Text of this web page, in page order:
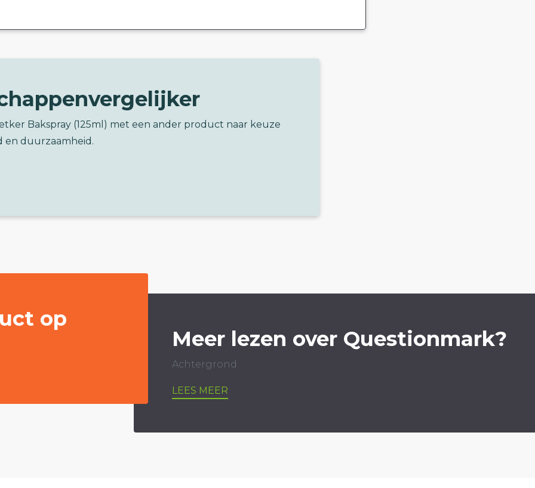
Bakspray (125ml) met een ander product naar keuze
en duurzaamheid.
op
Meer lezen over Questionmark?
Achtergrond
LEES MEER